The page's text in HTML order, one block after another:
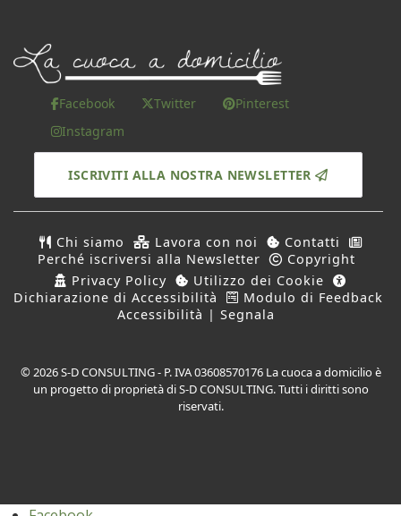
Facebook Twitter
Pinterest
Instagram
ISCRIVITI ALLA NOSTRA NEWSLETTER
Chi siamo Lavora con noi
Contatti
Perché iscriversi alla Newsletter
Copyright
Privacy Policy
Utilizzo dei Cookie
Dichiarazione di Accessibilità
Modulo di Feedback
Accessibilità | Segnala
© 2026 S-D CONSULTING - P. IVA 03608570176 La cuoca a domicilio è
un progetto di proprietà di S-D CONSULTING. Tutti i diritti sono
riservati.